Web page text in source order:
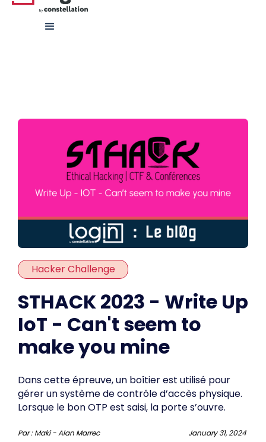
Hacker Challenge
STHACK 2023 - Write Up
IoT - Can't seem to
make you mine
Dans cette épreuve, un boîtier est utilisé pour
gérer un système de contrôle d’accès physique.
Lorsque le bon OTP est saisi, la porte s’ouvre.
Par : Maki - Alan Marrec January 31, 2024